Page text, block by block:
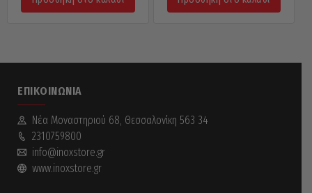
ΕΠΙΚΟΙΝΩΝΊΑ
Νέα Mοναστηριού 68, Θεσσαλονίκη 563 34
2310759800
info@inoxstore.gr
www.inoxstore.gr